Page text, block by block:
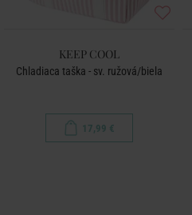
KEEP COOL
Chladiaca taška - sv. ružová/biela
17,99 €